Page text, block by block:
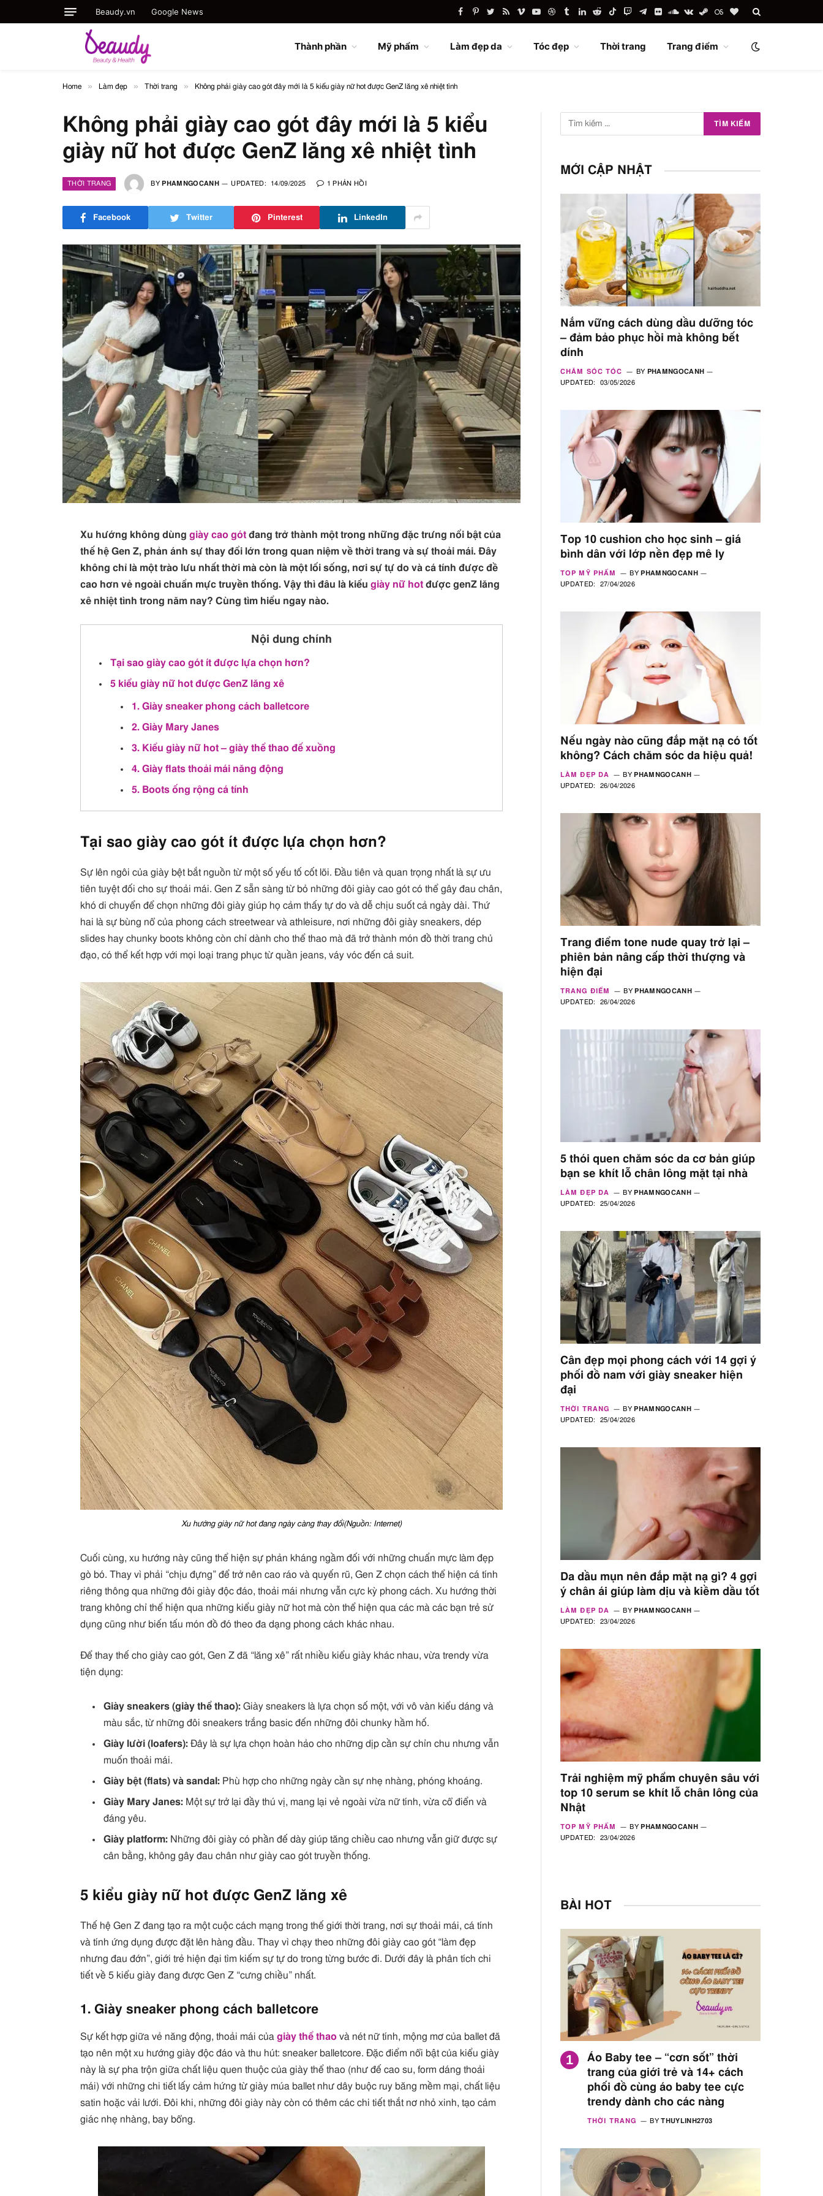
Beaudy.vn Google News
FacebookPinterest
TwitterRSSVimeoYouTube
Dribbble
TumblrLinkedIn
RedditTikTokTwitchTelegram
FlickrSoundCloud
VKontakte
SteamLast.fmBlogLovin
Thành phần Mỹ phẩm Làm đẹp da Tóc đẹp Thời trang Trang điểm
Home » Làm đẹp » Thời trang » Không phải giày cao gót đây mới là 5 kiểu giày nữ hot được GenZ lăng xê nhiệt tình
Không phải giày cao gót đây mới là 5 kiểu
giày nữ hot được GenZ lăng xê nhiệt tình
THỜI TRANG BY PHAMNGOCANH UPDATED: 14/09/2025 1 PHẢN HỒI
Facebook Twitter Pinterest LinkedIn
Xu hướng không dùnggiày cao gót đang trở thành một trong những đặc trưng nổi bật của
thế hệ Gen Z, phản ánh sự thay đổi lớn trong quan niệm về thời trang và sự thoải mái. Đây
không chỉ là một trào lưu nhất thời mà còn là một lối sống, nơi sự tự do và cá tính được đề
cao hơn vẻ ngoài chuẩn mực truyền thống. Vậy thì đâu là kiểugiày nữ hot được genZ lăng
xê nhiệt tình trong năm nay? Cùng tìm hiểu ngay nào.
Nội dung chính
Tại sao giày cao gót ít được lựa chọn hơn?
5 kiểu giày nữ hot được GenZ lăng xê
1. Giày sneaker phong cách balletcore
2. Giày Mary Janes
3. Kiểu giày nữ hot – giày thể thao đế xuồng
4. Giày flats thoải mái năng động
5. Boots ống rộng cá tính
Tại sao giày cao gót ít được lựa chọn hơn?
Sự lên ngôi của giày bệt bắt nguồn từ một số yếu tố cốt lõi. Đầu tiên và quan trọng nhất là sự ưu
tiên tuyệt đối cho sự thoải mái. Gen Z sẵn sàng từ bỏ những đôi giày cao gót có thể gây đau chân,
khó di chuyển để chọn những đôi giày giúp họ cảm thấy tự do và dễ chịu suốt cả ngày dài. Thứ
hai là sự bùng nổ của phong cách streetwear và athleisure, nơi những đôi giày sneakers, dép
slides hay chunky boots không còn chỉ dành cho thể thao mà đã trở thành món đồ thời trang chủ
đạo, có thể kết hợp với mọi loại trang phục từ quần jeans, váy vóc đến cả suit.
Xu hướng giày nữ hot đang ngày càng thay đổi(Nguồn: Internet)
Cuối cùng, xu hướng này cũng thể hiện sự phản kháng ngầm đối với những chuẩn mực làm đẹp
gò bó. Thay vì phải “chịu đựng” để trở nên cao ráo và quyến rũ, Gen Z chọn cách thể hiện cá tính
riêng thông qua những đôi giày độc đáo, thoải mái nhưng vẫn cực kỳ phong cách. Xu hướng thời
trang không chỉ thể hiện qua những kiểu giày nữ hot mà còn thể hiện qua các mà các bạn trẻ sử
dụng cũng như biến tấu món đồ đó theo đa dạng phong cách khác nhau.
Để thay thế cho giày cao gót, Gen Z đã “lăng xê” rất nhiều kiểu giày khác nhau, vừa trendy vừa
tiện dụng:
Giày sneakers (giày thể thao): Giày sneakers là lựa chọn số một, với vô vàn kiểu dáng và
màu sắc, từ những đôi sneakers trắng basic đến những đôi chunky hầm hố.
Giày lười (loafers): Đây là sự lựa chọn hoàn hảo cho những dịp cần sự chỉn chu nhưng vẫn
muốn thoải mái.
Giày bệt (flats) và sandal: Phù hợp cho những ngày cần sự nhẹ nhàng, phóng khoáng.
Giày Mary Janes: Một sự trở lại đầy thú vị, mang lại vẻ ngoài vừa nữ tính, vừa cổ điển và
đáng yêu.
Giày platform: Những đôi giày có phần đế dày giúp tăng chiều cao nhưng vẫn giữ được sự
cân bằng, không gây đau chân như giày cao gót truyền thống.
5 kiểu giày nữ hot được GenZ lăng xê
Thế hệ Gen Z đang tạo ra một cuộc cách mạng trong thế giới thời trang, nơi sự thoải mái, cá tính
và tính ứng dụng được đặt lên hàng đầu. Thay vì chạy theo những đôi giày cao gót “làm đẹp
nhưng đau đớn”, giới trẻ hiện đại tìm kiếm sự tự do trong từng bước đi. Dưới đây là phân tích chi
tiết về 5 kiểu giày đang được Gen Z “cưng chiều” nhất.
1. Giày sneaker phong cách balletcore
Sự kết hợp giữa vẻ năng động, thoải mái củagiày thể thao và nét nữ tính, mộng mơ của ballet đã
tạo nên một xu hướng giày độc đáo và thu hút: sneaker balletcore. Đặc điểm nổi bật của kiểu giày
này là sự pha trộn giữa chất liệu quen thuộc của giày thể thao (như đế cao su, form dáng thoải
mái) với những chi tiết lấy cảm hứng từ giày múa ballet như dây buộc ruy băng mềm mại, chất liệu
satin hoặc vải lưới. Đôi khi, những đôi giày này còn có thêm các chi tiết thắt nơ nhỏ xinh, tạo cảm
giác nhẹ nhàng, bay bổng.
MỚI CẬP NHẬT
Nắm vững cách dùng dầu dưỡng tóc
– đảm bảo phục hồi mà không bết
dính
CHĂM SÓC TÓC BY PHAMNGOCANH
UPDATED:
03/05/2026
Top 10 cushion cho học sinh – giá
bình dân với lớp nền đẹp mê ly
TOP MỸ PHẨM BY PHAMNGOCANH
UPDATED:
27/04/2026
Nếu ngày nào cũng đắp mặt nạ có tốt
không? Cách chăm sóc da hiệu quả!
LÀM ĐẸP DA BY PHAMNGOCANH
UPDATED:
26/04/2026
Trang điểm tone nude quay trở lại –
phiên bản nâng cấp thời thượng và
hiện đại
TRANG ĐIỂM BY PHAMNGOCANH
UPDATED:
26/04/2026
5 thói quen chăm sóc da cơ bản giúp
bạn se khít lỗ chân lông mặt tại nhà
LÀM ĐẸP DA BY PHAMNGOCANH
UPDATED:
25/04/2026
Cân đẹp mọi phong cách với 14 gợi ý
phối đồ nam với giày sneaker hiện
đại
THỜI TRANG BY PHAMNGOCANH
UPDATED:
25/04/2026
Da dầu mụn nên đắp mặt nạ gì? 4 gợi
ý chân ái giúp làm dịu và kiềm dầu tốt
LÀM ĐẸP DA BY PHAMNGOCANH
UPDATED:
23/04/2026
Trải nghiệm mỹ phẩm chuyên sâu với
top 10 serum se khít lỗ chân lông của
Nhật
TOP MỸ PHẨM BY PHAMNGOCANH
UPDATED:
23/04/2026
BÀI HOT
Áo Baby tee – “cơn sốt” thời
trang của giới trẻ và 14+ cách
phối đồ cùng áo baby tee cực
trendy dành cho các nàng
THỜI TRANG BY THUYLINH2703